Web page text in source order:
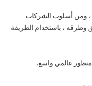
، ومن أسلوب الشركات
وطرقه ، باستخدام الطريقة
منظور عالمي واسع.